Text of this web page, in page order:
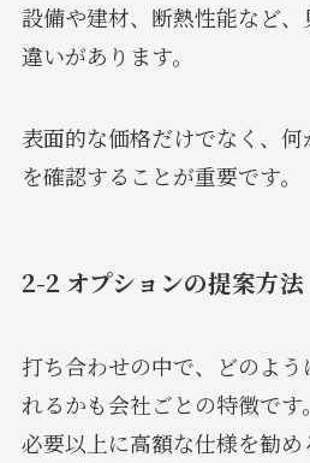
設備や建材、断熱性能など、
違いがあります。
表面的な価格だけでなく、
を確認することが重要です。
2-2 オプションの提案方法
打ち合わせの中で、どのよう
れるかも会社ごとの特徴です。
必要以上に高額な仕様を勧